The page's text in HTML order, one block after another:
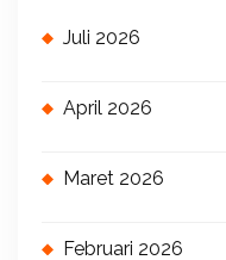
Juli 2026
April 2026
Maret 2026
Februari 2026